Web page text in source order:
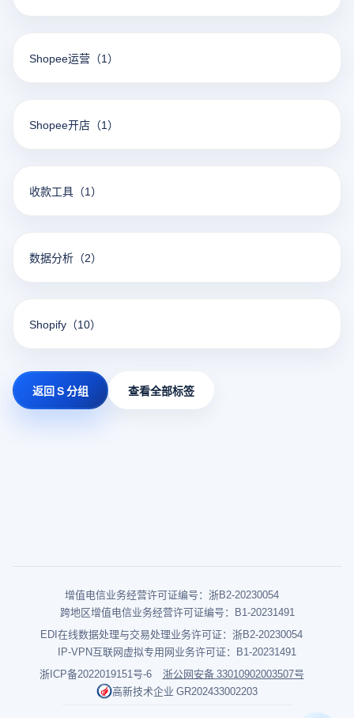
Shopee运营 （1）
Shopee开店 （1）
收款工具 （1）
数据分析 （2）
Shopify （10）
返回 S 分组 查看全部标签
增值电信业务经营许可证编号：浙B2-20230054
跨地区增值电信业务经营许可证编号：B1-20231491
EDI在线数据处理与交易处理业务许可证：浙B2-20230054
IP-VPN互联网虚拟专用网业务许可证：B1-20231491
浙ICP备2022019151号-6
浙公网安备 33010902003507号
高新技术企业 GR202433002203